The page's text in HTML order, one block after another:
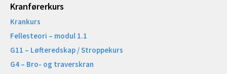
Kranførerkurs
Krankurs
Fellesteori – modul 1.1
G11 – Løfteredskap / Stroppekurs
G4 – Bro- og traverskran